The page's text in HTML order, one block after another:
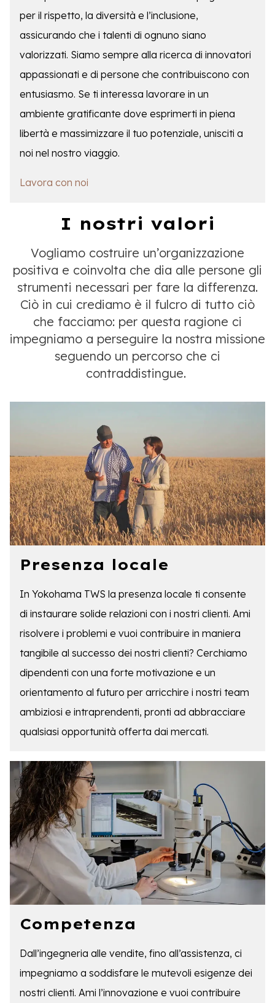
per il rispetto, la diversità e l’inclusione,
assicurando che i talenti di ognuno siano
valorizzati. Siamo sempre alla ricerca di innovatori
appassionati e di persone che contribuiscono con
entusiasmo. Se ti interessa lavorare in un
ambiente gratificante dove esprimerti in piena
libertà e massimizzare il tuo potenziale, unisciti a
noi nel nostro viaggio.
Lavora con noi
I nostri valori
Vogliamo costruire un’organizzazione
positiva e coinvolta che dia alle persone gli
strumenti necessari per fare la differenza.
Ciò in cui crediamo è il fulcro di tutto ciò
che facciamo: per questa ragione ci
impegniamo a perseguire la nostra missione
seguendo un percorso che ci
contraddistingue.
Presenza locale
In Yokohama TWS la presenza locale ti consente
di instaurare solide relazioni con i nostri clienti. Ami
risolvere i problemi e vuoi contribuire in maniera
tangibile al successo dei nostri clienti? Cerchiamo
dipendenti con una forte motivazione e un
orientamento al futuro per arricchire i nostri team
ambiziosi e intraprendenti, pronti ad abbracciare
qualsiasi opportunità offerta dai mercati.
Competenza
Dall’ingegneria alle vendite, fino all’assistenza, ci
impegniamo a soddisfare le mutevoli esigenze dei
nostri clienti. Ami l’innovazione e vuoi contribuire